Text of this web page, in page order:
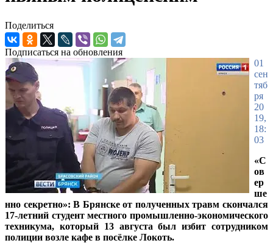
Поделиться
Подписаться на обновления
01
сен
тяб
ря
20
19,
18:
03
«С
ов
ер
ше
нно секретно»: В Брянске от полученных травм скончался
17-летний студент местного промышленно-экономического
техникума, который 13 августа был избит сотрудником
полиции возле кафе в посёлке Локоть.